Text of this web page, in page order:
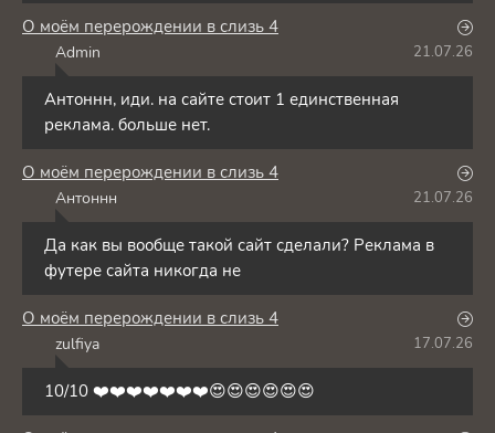
О моём перерождении в слизь 4
Admin 21.07.26
Антоннн, иди. на сайте стоит 1 единственная
реклама. больше нет.
О моём перерождении в слизь 4
Антоннн 21.07.26
Да как вы вообще такой сайт сделали? Реклама в
футере сайта никогда не
О моём перерождении в слизь 4
zulfiya 17.07.26
10/10 ❤️❤️❤️❤️❤️❤️❤️😍😍😍😍😍😍